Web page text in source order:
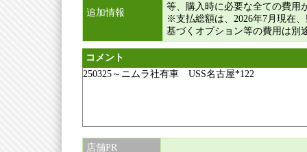
追加情報
等、購入時に必要な全ての費用
※支払総額は、2026年7月現在
基づくオプション等の費用は別
コメント
250325～ニムラ社有車 USS名古屋*122
店舗PR